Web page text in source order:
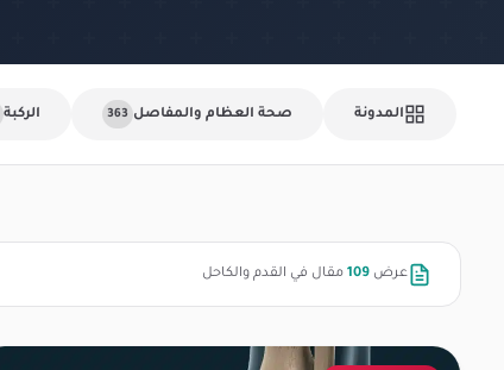
المدونة صحة العظام والمفاصل 363 الركبة
عرض 109 مقال في القدم والكاحل